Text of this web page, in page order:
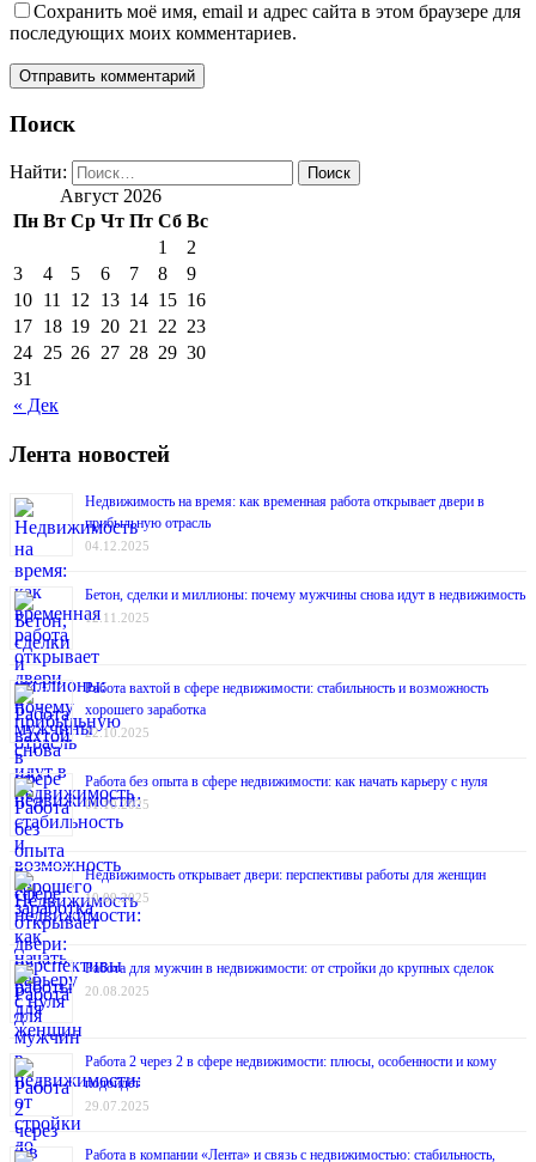
Сохранить моё имя, email и адрес сайта в этом браузере для
последующих моих комментариев.
Поиск
Найти:
Август 2026
Пн Вт Ср Чт Пт Сб Вс
« Дек
1
2
3
4 5 6 7 8
9
10 11 12 13 14 15 16
17 18 19 20 21 22 23
24 25 26 27 28 29 30
31
Лента новостей
Недвижимость на время: как временная работа открывает двери в
прибыльную отрасль
04.12.2025
Бетон, сделки и миллионы: почему мужчины снова идут в недвижимость
12.11.2025
Работа вахтой в сфере недвижимости: стабильность и возможность
хорошего заработка
22.10.2025
Работа без опыта в сфере недвижимости: как начать карьеру с нуля
01.10.2025
Недвижимость открывает двери: перспективы работы для женщин
10.09.2025
Работа для мужчин в недвижимости: от стройки до крупных сделок
20.08.2025
Работа 2 через 2 в сфере недвижимости: плюсы, особенности и кому
подойдёт
29.07.2025
Работа в компании «Лента» и связь с недвижимостью: стабильность,